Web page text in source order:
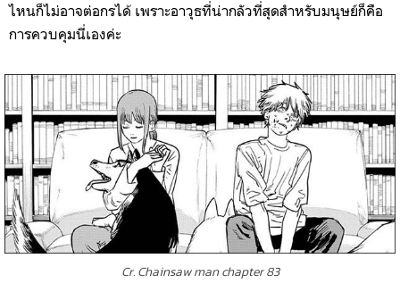
ไหนก็ไม่อาจต่อกรได้ เพราะอาวุธที่น่ากลัวที่สุดสำหรับมนุษย์ก็คือ
การควบคุมนี่เองค่ะ
Cr. Chainsaw man chapter 83